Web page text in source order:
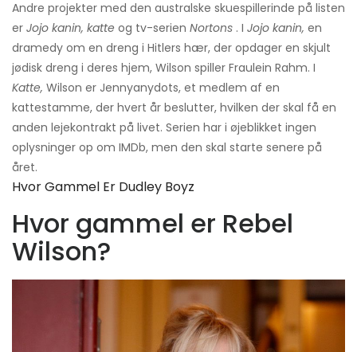
Andre projekter med den australske skuespillerinde på listen
er Jojo kanin, katte og tv-serien Nortons . I Jojo kanin, en
dramedy om en dreng i Hitlers hær, der opdager en skjult
jødisk dreng i deres hjem, Wilson spiller Fraulein Rahm. I
Katte, Wilson er Jennyanydots, et medlem af en
kattestamme, der hvert år beslutter, hvilken der skal få en
anden lejekontrakt på livet. Serien har i øjeblikket ingen
oplysninger op om IMDb, men den skal starte senere på
året.
Hvor Gammel Er Dudley Boyz
Hvor gammel er Rebel
Wilson?